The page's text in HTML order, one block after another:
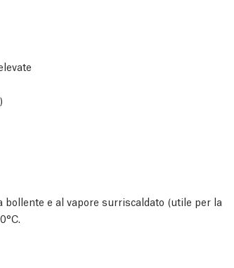
e al vapore surriscaldato (utile per la